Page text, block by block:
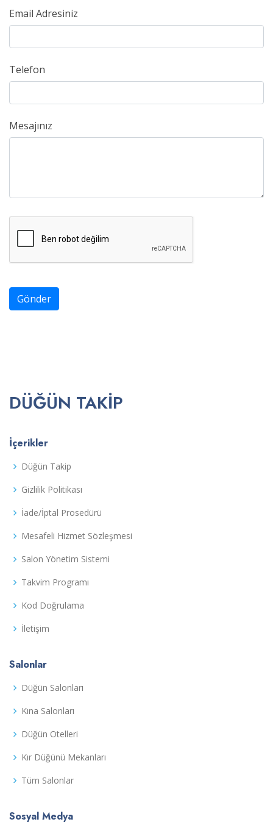
Email Adresiniz
Telefon
Mesajınız
Gönder
DÜĞÜN TAKIP
İçerikler
Düğün Takip
Gizlilik Politikası
İade/İptal Prosedürü
Mesafeli Hizmet Sözleşmesi
Salon Yönetim Sistemi
Takvim Programı
Kod Doğrulama
İletişim
Salonlar
Düğün Salonları
Kına Salonları
Düğün Otelleri
Kır Düğünü Mekanları
Tüm Salonlar
Sosyal Medya